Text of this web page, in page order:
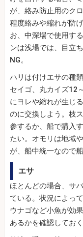
が、絡み防止用のク
程度絡みや縮れが防
お、中深場で使用す
ンは浅場では、目立
NG。
ハリは付けエサの種
セイゴ、丸カイズ12
にヨレや縮れが生じ
のに交換しよう。枝
参するか、船で購入
たい。オモリは地域
が、船中統一なので
エサ
ほとんどの場合、サ
ている。状況によっ
ウナゴなど小魚が効
あるかを確認しておく